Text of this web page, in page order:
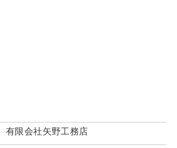
有限会社矢野工務店